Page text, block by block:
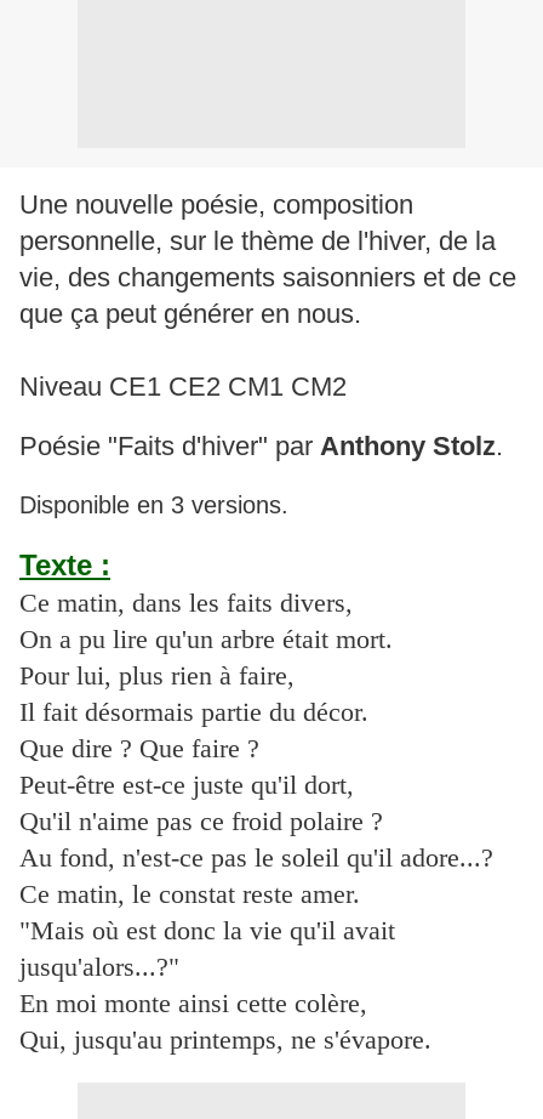
Une nouvelle poésie, composition
personnelle, sur le thème de l'hiver, de la
vie, des changements saisonniers et de ce
que ça peut générer en nous.
Niveau CE1 CE2 CM1 CM2
Poésie "Faits d'hiver" par Anthony Stolz.
Disponible en 3 versions.
Texte :
Ce matin, dans les faits divers,
On a pu lire qu'un arbre était mort.
Pour lui, plus rien à faire,
Il fait désormais partie du décor.
Que dire ? Que faire ?
Peut-être est-ce juste qu'il dort,
Qu'il n'aime pas ce froid polaire ?
Au fond, n'est-ce pas le soleil qu'il adore...?
Ce matin, le constat reste amer.
"Mais où est donc la vie qu'il avait
jusqu'alors...?"
En moi monte ainsi cette colère,
Qui, jusqu'au printemps, ne s'évapore.